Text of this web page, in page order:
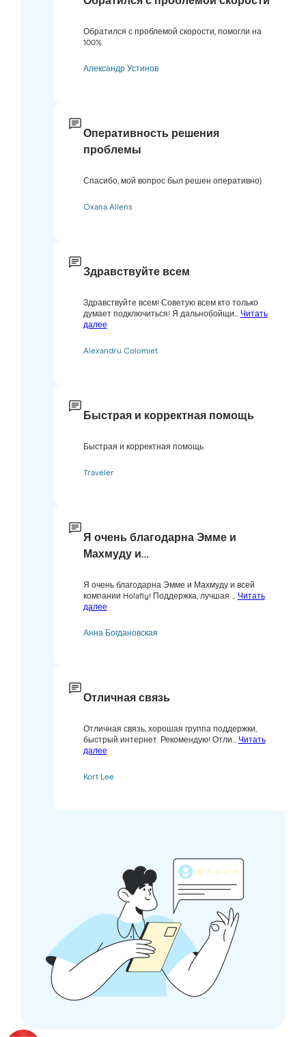
Обратился с проблемой скорости, помогли на
100%
Александр Устинов
Оперативность решения
проблемы
Спасибо, мой вопрос был решен оперативно)
Oxana Allens
Здравствуйте всем
Здравствуйте всем! Советую всем кто только
думает подключиться! Я дальнобойщи... Читать
далее
Alexandru Colomiet
Быстрая и корректная помощь
Быстрая и корректная помощь
Traveler
Я очень благодарна Эмме и
Махмуду и…
Я очень благодарна Эмме и Махмуду и всей
компании Holafly! Поддержка, лучшая ... Читать
далее
Анна Богдановская
Отличная связь
Отличная связь, хорошая группа поддержки,
быстрый интернет. Рекомендую! Отли... Читать
далее
Kort Lee